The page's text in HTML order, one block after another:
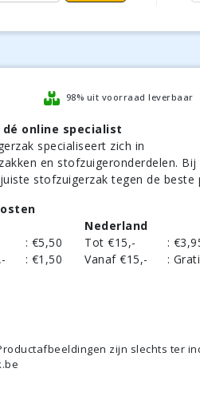
98% uit voorraad leverbaar
dé online specialist
specialiseert zich in
en stofzuigeronderdelen. Bij
stofzuigerzak tegen de beste
: €5,50
: €1,50
Nederland
Tot €15,-
:
Vanaf €15,-
:
zijn slechts ter